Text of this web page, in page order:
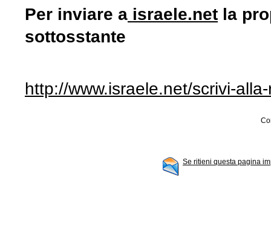
Per inviare a israele.net la
sottosstante
http://www.israele.net/scrivi-
Se ritieni questa pagina